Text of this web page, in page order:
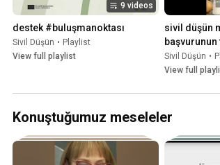
9 videos
destek #buluşmanoktası
Sivil Düşün • Playlist
View full playlist
sivil düşün
başvurunun
Sivil Düşün •
View full
Konuştuğumuz meseleler